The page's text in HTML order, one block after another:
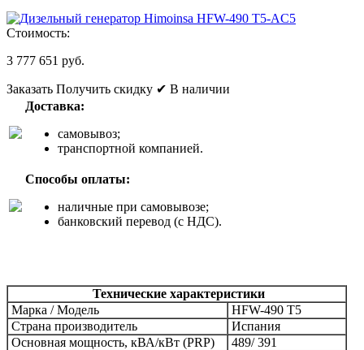
Стоимость:
3 777 651 руб.
Заказать Получить скидку ✔ В наличии
Доставка:
самовывоз;
транспортной компанией.
Способы оплаты:
наличные при самовывозе;
банковский перевод (с НДС).
Технические характеристики
Марка /Модель
HFW-490 T5
Страна производитель
Испания
Основная мощность, кВА/кВт (PRP)
489/ 391